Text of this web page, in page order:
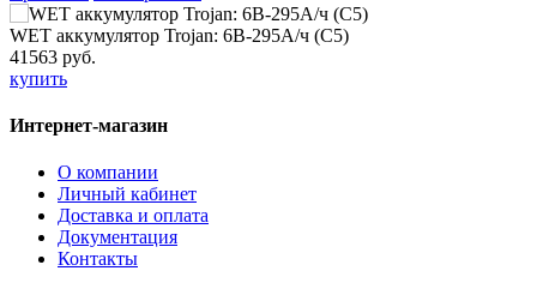
WET аккумулятор Trojan: 6В-295А/ч (С5)
41563 руб.
купить
Интернет-магазин
О компании
Личный кабинет
Доставка и оплата
Документация
Контакты